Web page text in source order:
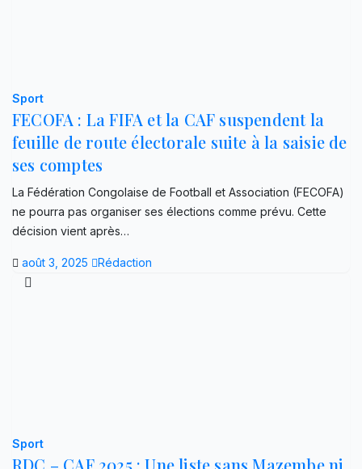
Sport
FECOFA : La FIFA et la CAF suspendent la
feuille de route électorale suite à la saisie de
ses comptes
La Fédération Congolaise de Football et Association (FECOFA)
ne pourra pas organiser ses élections comme prévu. Cette
décision vient après…
août 3, 2025 Rédaction
Sport
RDC – CAF 2025 : Une liste sans Mazembe ni